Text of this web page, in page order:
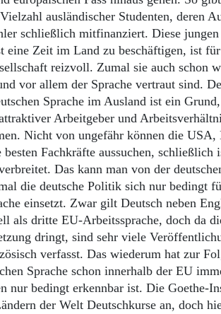
ausländischer Studenten, deren
schließlich mitfinanziert. Diese
eine Zeit im Land zu beschäftigen, ist
reizvoll. Zumal sie auch schon
vor allem der Sprache vertraut sind.
Sprache im Ausland ist ein
Arbeitgeber und
Nicht von ungefähr können die USA,
Fachkräfte aussuchen, schließlich
Das kann man von der
die deutsche Politik sich nur bedingt
einsetzt. Zwar gilt Deutsch neben
als dritte EU-Arbeitssprache, doch da
dringt, sind sehr viele
verfasst. Das wiederum hat zur
Sprache schon innerhalb der EU
nur bedingt erkennbar ist. Die Goethe-
der Welt Deutschkurse an, doch